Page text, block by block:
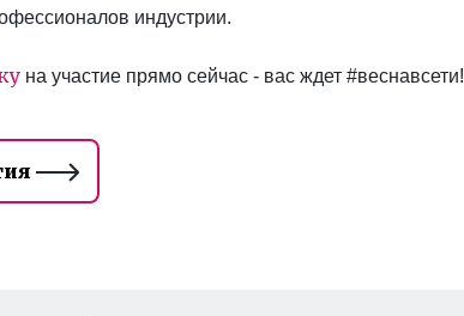
индустрии.
на участие прямо сейчас - вас ждет #веснавсети!